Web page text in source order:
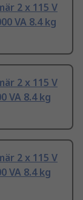
2 x 115 V
VA 8.4 kg
2 x 115 V
VA 8.4 kg
2 x 115 V
VA 8.4 kg